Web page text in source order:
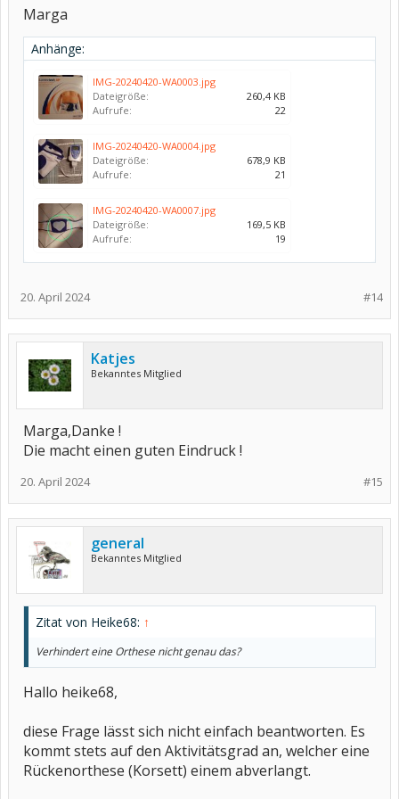
Marga
Anhänge:
IMG-20240420-WA0003.jpg
Dateigröße:
260,4 KB
Aufrufe:
22
IMG-20240420-WA0004.jpg
Dateigröße:
678,9 KB
Aufrufe:
21
IMG-20240420-WA0007.jpg
Dateigröße:
169,5 KB
Aufrufe:
19
#14
20. April 2024
Katjes
Bekanntes Mitglied
Marga,Danke !
Die macht einen guten Eindruck !
#15
20. April 2024
general
Bekanntes Mitglied
Zitat von Heike68: ↑
Verhindert eine Orthese nicht genau das?
Hallo heike68,
diese Frage lässt sich nicht einfach beantworten. Es
kommt stets auf den Aktivitätsgrad an, welcher eine
Rückenorthese (Korsett) einem abverlangt.